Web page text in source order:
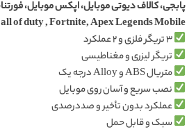
of duty , Fortnite, Apex Legends Mobile
۳ تریگر فلزی و ۲ عملکرد
تریگر لیزری و مغناطیسی
متریال ABS و Alloy درجه یک
نصب سریع و آسان روی موبایل
عملکرد بدون تأخیر و صددرصدی
سبک و قابل حمل